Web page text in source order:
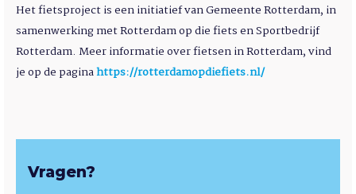
Het fietsproject is een initiatief van Gemeente Rotterdam, in
samenwerking met Rotterdam op die fiets en Sportbedrijf
Rotterdam. Meer informatie over fietsen in Rotterdam, vind
je op de paginahttps://rotterdamopdiefiets.nl/
Vragen?